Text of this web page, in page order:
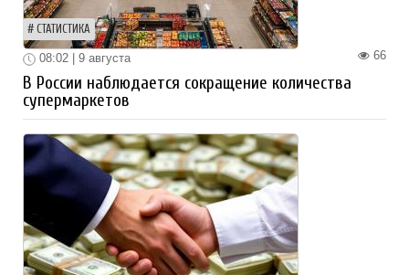
СТАТИСТИКА
66
08:02 | 9 августа
В России наблюдается сокращение количества
супермаркетов